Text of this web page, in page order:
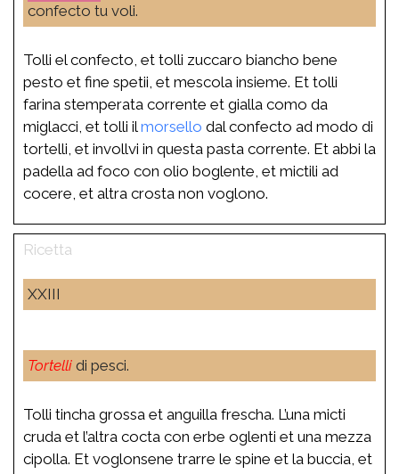
confecto tu voli.
Tolli el confecto, et tolli zuccaro biancho bene
pesto et fine spetii, et mescola insieme. Et tolli
farina stemperata corrente et gialla como da
miglacci, et tolli ilmorsello dal confecto ad modo di
tortelli, et invollvi in questa pasta corrente. Et abbi la
padella ad foco con olio boglente, et mictili ad
cocere, et altra crosta non voglono.
XXIII
Tortelli di pesci.
Tolli tincha grossa et anguilla frescha. L’una micti
cruda et l’altra cocta con erbe oglenti et una mezza
cipolla. Et voglonsene trarre le spine et la buccia, et